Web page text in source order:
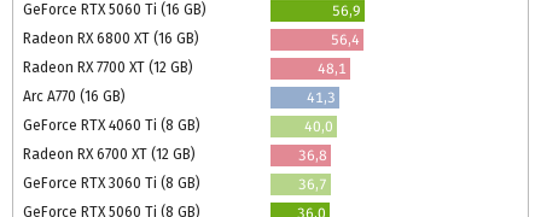
GeForce RTX 5060 Ti (16 GB)
56,9
Radeon RX 6800 XT (16 GB)
56,4
Radeon RX 7700 XT (12 GB)
48,1
Arc A770 (16 GB)
41,3
GeForce RTX 4060 Ti (8 GB)
40,0
Radeon RX 6700 XT (12 GB)
36,8
GeForce RTX 3060 Ti (8 GB)
36,7
GeForce RTX 5060 Ti (8 GB)